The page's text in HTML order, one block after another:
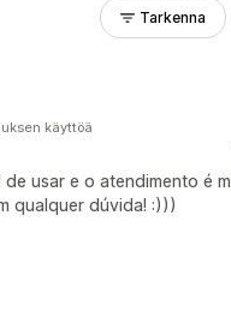
Tarkenna
usar e o atendimento é
qualquer dúvida! :)))
käyttöä